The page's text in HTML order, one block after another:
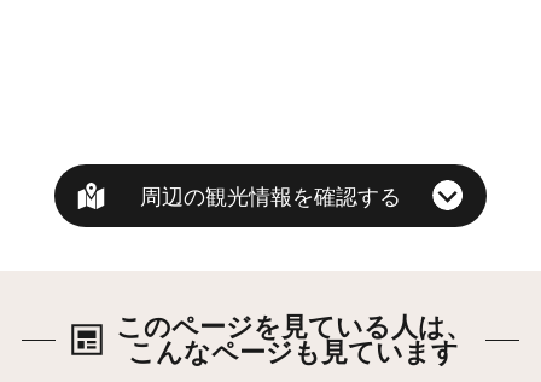
周辺の観光情報を確認する
このページを見ている人は、
こんなページも見ています